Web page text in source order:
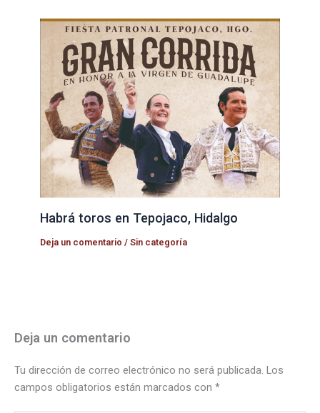
Habrá toros en Tepojaco, Hidalgo
Deja un comentario /Sin categoría
Deja un comentario
Tu dirección de correo electrónico no será publicada. Los
campos obligatorios están marcados con *